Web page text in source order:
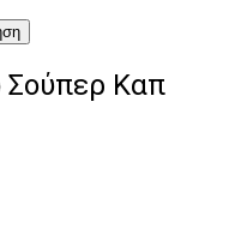
Σούπερ Καπ